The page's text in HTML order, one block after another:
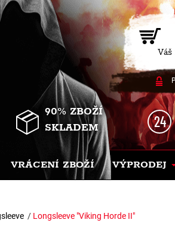
Váš
90% ZBOŽÍ
SKLADEM
VRÁCENÍ ZBOŽÍ VÝPRODEJ
/ Longsleeve "Viking Horde II"